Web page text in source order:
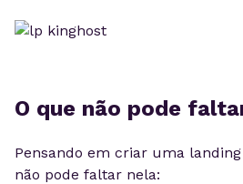
O que não pode
Pensando em criar uma
não pode faltar nela: